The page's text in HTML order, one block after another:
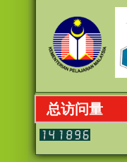
总访问量